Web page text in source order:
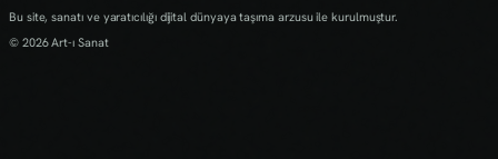
Bu site, sanatı ve yaratıcılığı dijital dünyaya taşıma arzusu ile kurulmuştur.
© 2026 Art-ı Sanat